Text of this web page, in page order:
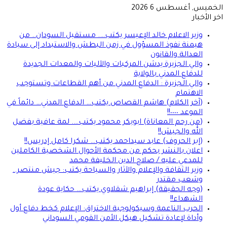
الخميس, أغسطس 6 2026
اخر الأخبار
وزير الاعلام خالد الإعيسر يكتب…. مستقبل السودان.. من
هيمنة نفوذ المسؤول في زمن البطش والاستبداد إلى سيادة
العدالة والقانون
والي الجزيرة يدشن المركبات والآليات والمعدات الجديدة
للدفاع المدني بالولاية
والي الجزيرة : الدفاع المدني من أهم القطاعات وتستوجب
الاهتمام
(آخر الكلام) هاشم القصاص يكتب… الدفاع المدني… دائماً في
الموعد ٠٠٠٠!!
(من رحم المعاناة) ابوبكر محمود يكتب…. لمة عافية بفضل
الله والجيش!!
(إبر الحروف) عابد سيداحمد يكتب… شكرا كامل إدريس!!
اعلان بالنشر بحكم من محكمة الأحوال الشخصية الكاملين
للمدعي عليه / صلاح الدين الخليفة محمد
وزير الثقافة والإعلام والآثار والسياحة يكتب: جيش منتصر..
وشعب مقتدر
(وجه الحقيقة) إبراهيم شقلاوي يكتب… حكاية عودة
الشهداء!!
الحرب الناعمة وسيكولوجية الاختراق: الإعلام كخط دفاع أول
وأداة لإعادة تشكيل هيكل الأمن القومي السوداني